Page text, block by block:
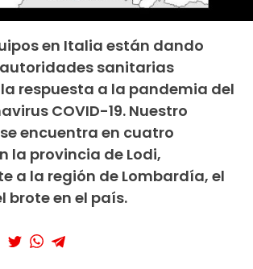
en Italia están dando
sanitarias
respuesta a la pandemia del
COVID-19. Nuestro
encuentra en cuatro
la provincia de Lodi,
a la región de Lombardía, el
brote en el país.